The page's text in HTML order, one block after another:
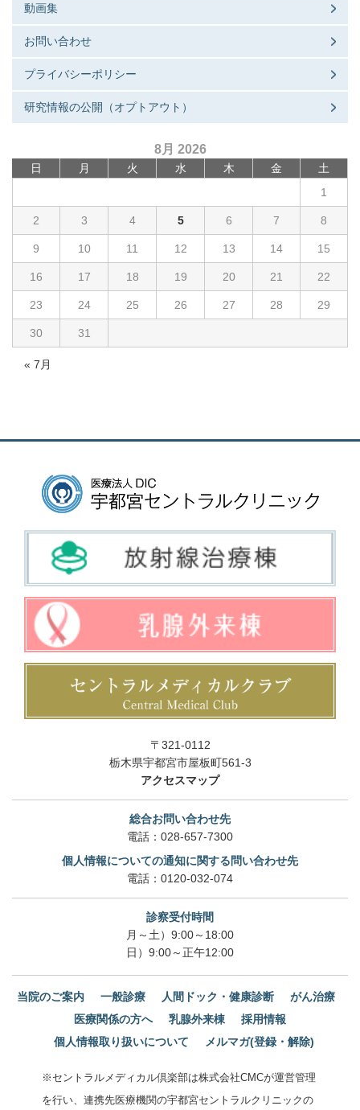
動画集
お問い合わせ
プライバシーポリシー
研究情報の公開（オプトアウト）
8月 2026
日 月 火 水 木 金 土
« 7月
1
2 3 4 5 6 7 8
9 10 11 12 13 14 15
16 17 18 19 20 21 22
23 24 25 26 27 28 29
30 31
〒321-0112
栃木県宇都宮市屋板町561-3
アクセスマップ
総合お問い合わせ先
電話： 028-657-7300
個人情報についての通知に関する問い合わせ先
電話： 0120-032-074
診察受付時間
月～土）9:00～18:00
日）9:00～正午12:00
当院のご案内 一般診療 人間ドック・健康診断
がん治療
医療関係の方へ
乳腺外来棟
採用情報
個人情報取り扱いについて
メルマガ(登録・解除)
※セントラルメディカル倶楽部は株式会社CMCが運営管理
を行い、連携先医療機関の宇都宮セントラルクリニックの